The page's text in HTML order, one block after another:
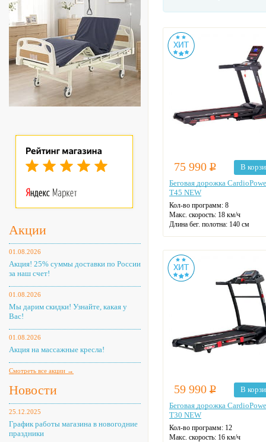
Акции
01.08.2026
Акция! 25% суммы доставки по России
за наш счет!
01.08.2026
Мы дарим скидки! Узнайте, какая у
Вас!
01.08.2026
Акция на массажные кресла!
Смотреть все акции →
Новости
25.12.2025
График работы магазина в новогодние
праздники
75 990 Р
В
Беговая дорожка
T45 NEW
Кол-во программ: 8
Макс. скорость: 18 км/ч
Длина бег. полотна: 140 см
Датчики пульса
Регулировка угла наклона
Цвет: черный
59 990 Р
В
Беговая дорожка
T30 NEW
Кол-во программ: 12
Макс. скорость: 16 км/ч